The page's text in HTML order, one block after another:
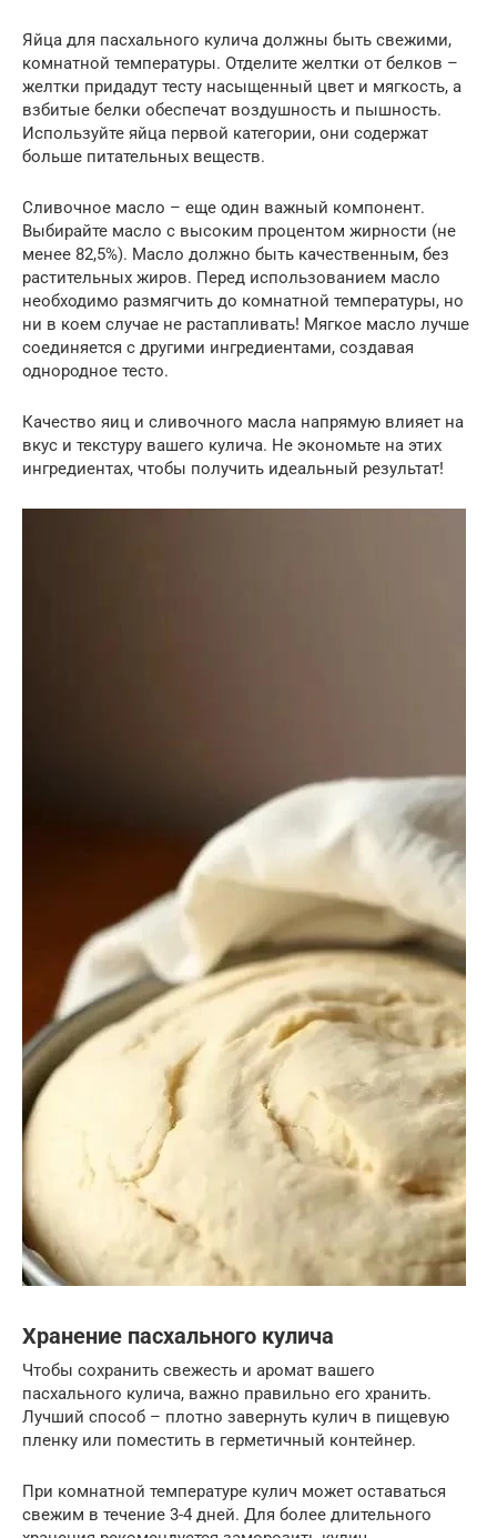
Яйца для пасхального кулича должны быть свежими,
комнатной температуры. Отделите желтки от белков –
желтки придадут тесту насыщенный цвет и мягкость, а
взбитые белки обеспечат воздушность и пышность.
Используйте яйца первой категории, они содержат
больше питательных веществ.
Сливочное масло – еще один важный компонент.
Выбирайте масло с высоким процентом жирности (не
менее 82,5%). Масло должно быть качественным, без
растительных жиров. Перед использованием масло
необходимо размягчить до комнатной температуры, но
ни в коем случае не растапливать! Мягкое масло лучше
соединяется с другими ингредиентами, создавая
однородное тесто.
Качество яиц и сливочного масла напрямую влияет на
вкус и текстуру вашего кулича. Не экономьте на этих
ингредиентах, чтобы получить идеальный результат!
Хранение пасхального кулича
Чтобы сохранить свежесть и аромат вашего
пасхального кулича, важно правильно его хранить.
Лучший способ – плотно завернуть кулич в пищевую
пленку или поместить в герметичный контейнер.
При комнатной температуре кулич может оставаться
свежим в течение 3-4 дней. Для более длительного